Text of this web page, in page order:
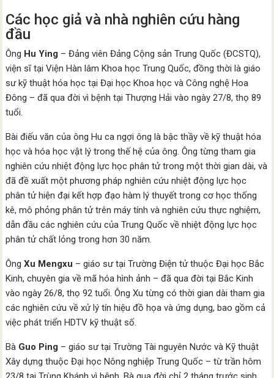
Các học giả và nhà nghiên cứu hàng
đầu
Ông Hu Ying – Đảng viên Đảng Cộng sản Trung Quốc (ĐCSTQ),
viện sĩ tại Viện Hàn lâm Khoa học Trung Quốc, đồng thời là giáo
sư kỹ thuật hóa học tại Đại học Khoa học và Công nghệ Hoa
Đông – đã qua đời vì bệnh tại Thượng Hải vào ngày 27/8, thọ 89
tuổi.
Bài điếu văn của ông Hu ca ngợi ông là bậc thầy về kỹ thuật hóa
học và hóa học vật lý trong thế hệ của ông. Ông từng tham gia
nghiên cứu nhiệt động lực học phân tử trong một thời gian dài, và
đã đề xuất một phương pháp nghiên cứu nhiệt động lực học
phân tử hiện đại kết hợp đạo hàm lý thuyết trong cơ học thống
kê, mô phỏng phân tử trên máy tính và nghiên cứu thực nghiệm,
dẫn đầu các nghiên cứu của Trung Quốc về nhiệt động lực học
phân tử chất lỏng trong hơn 30 năm.
ÔngXu Mengxu – giáo sư tại Trường Điện tử thuộc Đại học Bắc
Kinh, chuyên gia về mã hóa hình ảnh – đã qua đời tại Bắc Kinh
vào ngày 26/8, thọ 92 tuổi. Ông Xu từng có thời gian dài tham gia
các nghiên cứu về xử lý tín hiệu đồ họa và ứng dụng, bao gồm cả
việc phát triển HDTV kỹ thuật số.
Bà Guo Ping – giáo sư tại Trường Tài nguyên Nước và Kỹ thuật
Xây dựng thuộc Đại học Nông nghiệp Trung Quốc – từ trần hôm